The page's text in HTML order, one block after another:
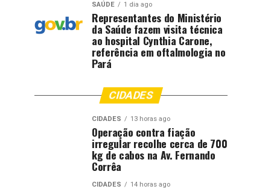
SAÚDE 1 dia ago
Representantes do Ministério
da Saúde fazem visita técnica
ao hospital Cynthia Carone,
referência em oftalmologia no
Pará
CIDADES
CIDADES 13 horas ago
Operação contra fiação
irregular recolhe cerca de 700
kg de cabos na Av. Fernando
Corrêa
CIDADES 14 horas ago